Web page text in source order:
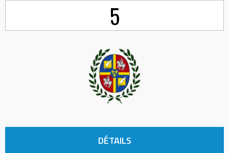
5
DÉTAILS